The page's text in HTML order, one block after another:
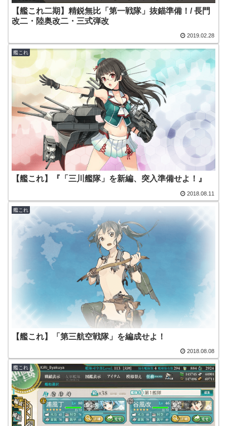
【艦これ二期】精鋭無比「第一戦隊」抜錨準備！/ 長門
改二・陸奥改二・三式弾改
2019.02.28
艦これ
【艦これ】『「三川艦隊」を新編、突入準備せよ！』
2018.08.11
艦これ
【艦これ】「第三航空戦隊」を編成せよ！
2018.08.08
艦これ